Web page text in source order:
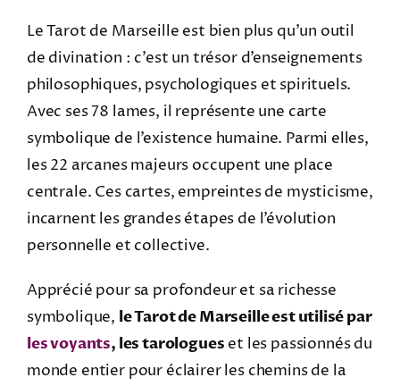
Le Tarot de Marseille est bien plus qu’un outil
de divination : c’est un trésor d’enseignements
philosophiques, psychologiques et spirituels.
Avec ses 78 lames, il représente une carte
symbolique de l’existence humaine. Parmi elles,
les 22 arcanes majeurs occupent une place
centrale. Ces cartes, empreintes de mysticisme,
incarnent les grandes étapes de l’évolution
personnelle et collective.
Apprécié pour sa profondeur et sa richesse
symbolique, le Tarot de Marseille est utilisé par
les voyants, les tarologues et les passionnés du
monde entier pour éclairer les chemins de la